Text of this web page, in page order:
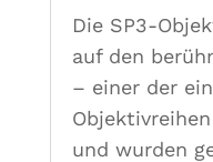
Die SP3-
auf den
– einer der
und wurden